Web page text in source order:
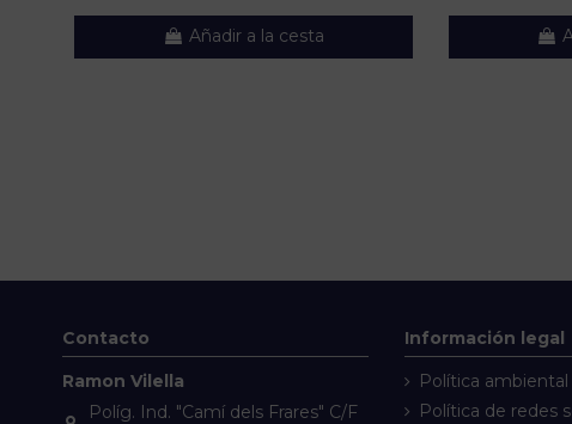
Añadir a la cesta
Contacto
Ramon Vilella
Políg. Ind. "Camí dels Frares" C/F
Información legal
Política ambiental
Política de redes